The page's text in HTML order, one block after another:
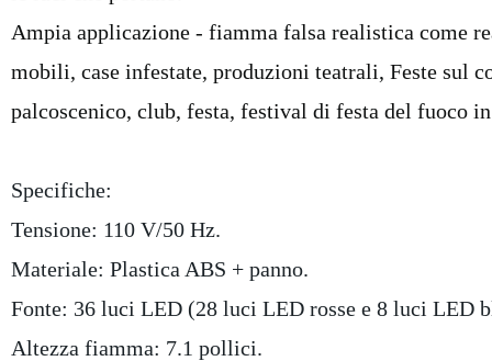
Ampia applicazione - fiamma falsa realistica come
mobili, case infestate, produzioni teatrali, Feste sul
palcoscenico, club, festa, festival di festa del fuoco
Specifiche:
Tensione: 110 V/50 Hz.
Materiale: Plastica ABS + panno.
Fonte: 36 luci LED (28 luci LED rosse e 8 luci LED
Altezza fiamma: 7.1 pollici.